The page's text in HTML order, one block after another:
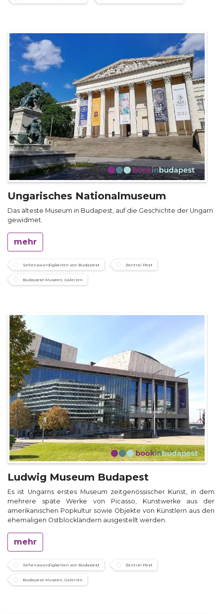
Ungarisches Nationalmuseum
Das älteste Museum in Budapest, auf die Geschichte der Ungarn
gewidmet.
mehr
Sehenswürdigkeiten von Budapest Zentral Pest
Budapest Museen, Galerien
Ludwig Museum Budapest
Es ist Ungarns erstes Museum zeitgenössischer Kunst, in dem
mehrere späte Werke von Picasso, Kunstwerke aus der
amerikanischen Popkultur sowie Objekte von Künstlern aus den
ehemaligen Ostblockländern ausgestellt werden.
mehr
Sehenswürdigkeiten von Budapest Zentral Pest
Budapest Museen, Galerien